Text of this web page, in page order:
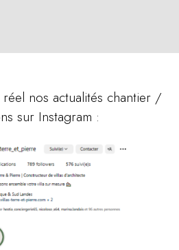
nos actualités chantier /
sur Instagram :